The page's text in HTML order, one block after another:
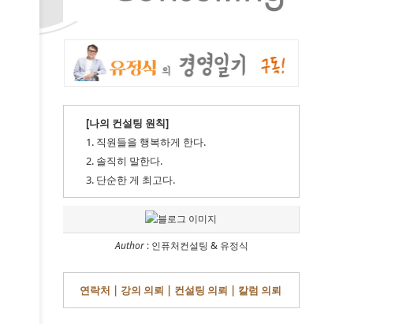
[나의 컨설팅 원칙]
1. 직원들을 행복하게 한다.
2. 솔직히 말한다.
3. 단순한 게 최고다.
Author: 인퓨처컨설팅 & 유정식
연락처 | 강의 의뢰 | 컨설팅 의뢰 | 칼럼 의뢰